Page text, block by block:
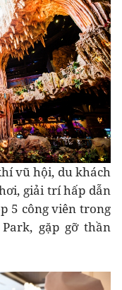
vũ hội, du khách
giải trí hấp dẫn
5 công viên trong
gặp gỡ thần